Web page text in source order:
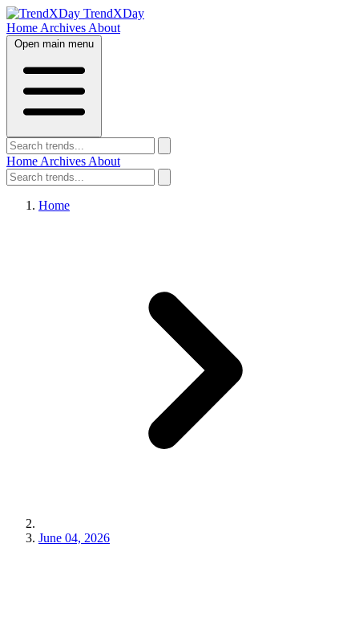
TrendXDay
Home Archives About
Open main menu
Home Archives About
Home
June 04, 2026